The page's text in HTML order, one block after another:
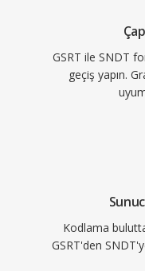
GSRT ile SNDT
geçiş yapın.
Kodlama
GSRT'den